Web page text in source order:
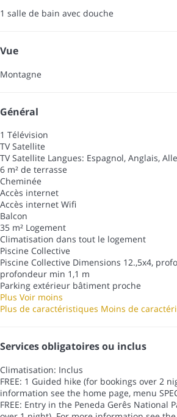
1 salle de bain avec douche
Vue
Montagne
Général
1 Télévision
TV Satellite
TV Satellite Langues: Espagnol, Anglais,
6 m² de terrasse
Cheminée
Accès internet
Accès internet Wifi
Balcon
35 m² Logement
Climatisation dans tout le logement
Piscine Collective
Piscine Collective Dimensions 12.,5x4,
profondeur min 1,1 m
Parking extérieur bâtiment proche
Plus Voir moins
Plus de caractéristiques Moins de
Services obligatoires ou inclus
Climatisation: Inclus
FREE: 1 Guided hike (for bookings over 2
information see the home page, menu
FREE: Entry in the Peneda Gerês National